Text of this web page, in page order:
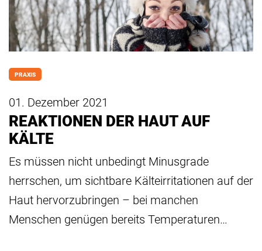
PRAXIS
01. Dezember 2021
REAKTIONEN DER HAUT AUF
KÄLTE
Es müssen nicht unbedingt Minusgrade
herrschen, um sichtbare Kälteirritationen auf der
Haut hervorzubringen – bei manchen
Menschen genügen bereits Temperaturen…